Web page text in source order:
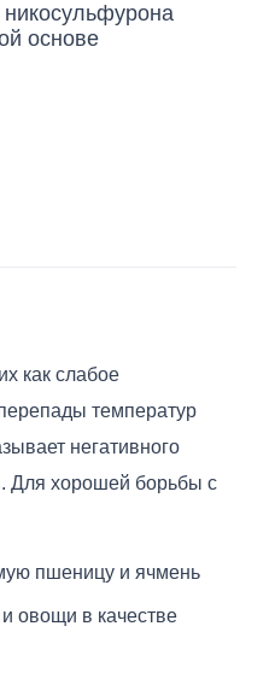
основе
как слабое
температур
негативного
Для хорошей борьбы с
пшеницу и ячмень
овощи в качестве